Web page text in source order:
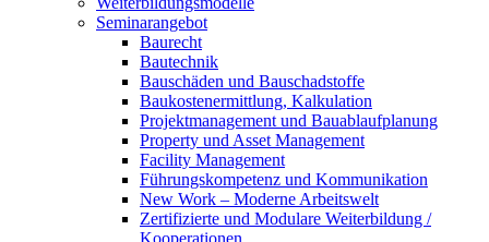
Seminarangebot
Baurecht
Bautechnik
Bauschäden und Bauschadstoffe
Baukostenermittlung, Kalkulation
Projektmanagement und Bauablaufplanung
Property und Asset Management
Facility Management
Führungskompetenz und Kommunikation
New Work – Moderne Arbeitswelt
Zertifizierte und Modulare Weiterbildung /
Kooperationen